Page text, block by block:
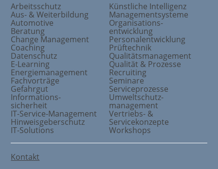
Arbeitsschutz
Aus- & Weiterbildung
Automotive
Beratung
Change Management
Coaching
Datenschutz
E-Learning
Energiemanagement
Fachvorträge
Gefahrgut
Informations-
sicherheit
IT-Service-Management
Hinweisgeberschutz
IT-Solutions
Künstliche Intelligenz
Managementsysteme
Organisations-
entwicklung
Personalentwicklung
Prüftechnik
Qualitätsmanagement
Qualität & Prozesse
Recruiting
Seminare
Serviceprozesse
Umweltschutz-
management
Vertriebs- &
Servicekonzepte
Workshops
Kontakt